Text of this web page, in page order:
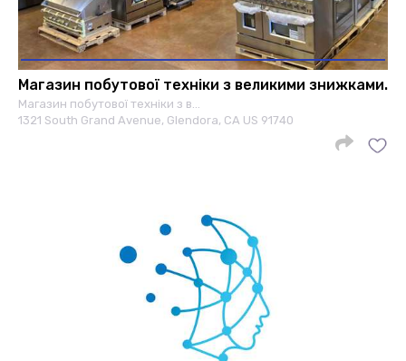
Магазин побутової техніки з великими знижками.
Магазин побутової техніки з в…
1321 South Grand Avenue, Glendora, CA US 91740